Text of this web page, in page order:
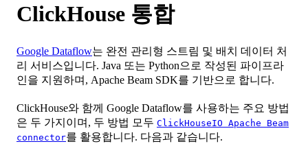
ClickHouse 통합
Google Dataflow는 완전 관리형 스트림 및 배치 데이터 처
리 서비스입니다. Java 또는 Python으로 작성된 파이프라
인을 지원하며, Apache Beam SDK를 기반으로 합니다.
ClickHouse와 함께 Google Dataflow를 사용하는 주요 방법
은 두 가지이며, 두 방법 모두 ClickHouseIO Apache Beam
connector를 활용합니다. 다음과 같습니다.